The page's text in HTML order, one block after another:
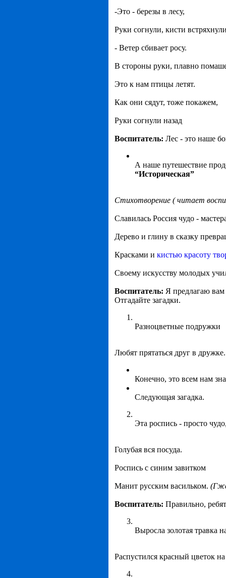
-Это - березы в лесу,
Руки согнули, кисти
- Ветер сбивает росу.
В стороны руки, плавно
Это к нам птицы летят.
Как они сядут, тоже покажем,
Руки согнули назад
Воспитатель: Лес - это наше
А наше путешествие
“Историческая”
Стихотворение ( читает
Славилась Россия чудо -
Дерево и глину в сказку
Красками и кистью красоту
Своему искусству молодых
Воспитатель: Я предлагаю вам
Отгадайте загадки.
Разноцветные подружки
Любят прятаться друг в
Конечно, это всем нам
Следующая загадка.
Эта роспись - просто
Голубая вся посуда.
Роспись с синим завитком
Манит русским васильком.
Воспитатель: Правильно,
Выросла золотая травка
Распустился красный цветок